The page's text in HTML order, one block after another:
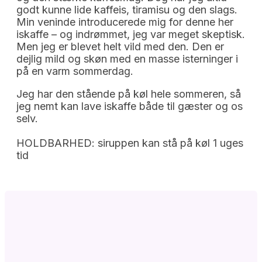
godt kunne lide kaffeis, tiramisu og den slags.
Min veninde introducerede mig for denne her
iskaffe – og indrømmet, jeg var meget skeptisk.
Men jeg er blevet helt vild med den. Den er
dejlig mild og skøn med en masse isterninger i
på en varm sommerdag.
Jeg har den stående på køl hele sommeren, så
jeg nemt kan lave iskaffe både til gæster og os
selv.
HOLDBARHED: siruppen kan stå på køl 1 uges
tid